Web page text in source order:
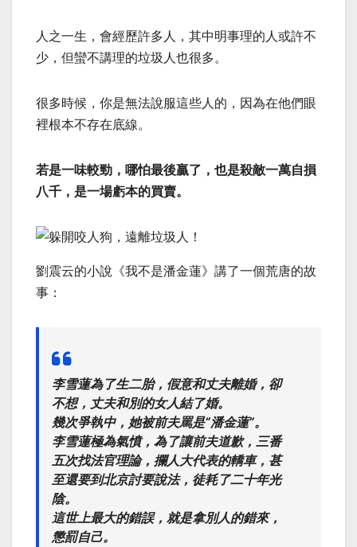
人之一生，會經歷許多人，其中明事理的人或許不
少，但蠻不講理的垃圾人也很多。
很多時候，你是無法說服這些人的，因為在他們眼
裡根本不存在底線。
若是一味較勁，哪怕最後贏了，也是殺敵一萬自損
八千，是一場虧本的買賣。
劉震云的小說《我不是潘金蓮》講了一個荒唐的故
事：
李雪蓮為了生二胎，假意和丈夫離婚，卻
不想，丈夫和別的女人結了婚。
幾次爭執中，她被前夫罵是“潘金蓮”。
李雪蓮極為氣憤，為了讓前夫道歉，三番
五次找法官理論，攔人大代表的轎車，甚
至還要到北京討要說法，徒耗了二十年光
陰。
這世上最大的錯誤，就是拿別人的錯來，
懲罰自己。